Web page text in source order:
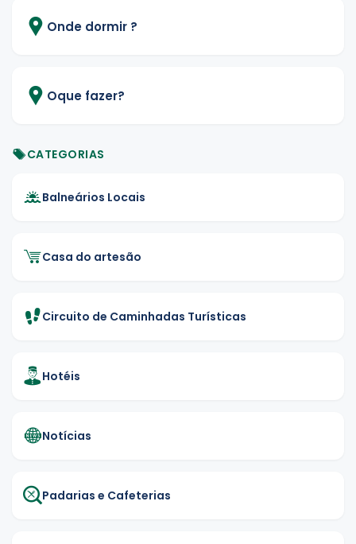
Onde dormir ?
Oque fazer?
CATEGORIAS
Balneários Locais
Casa do artesão
Circuito de Caminhadas Turísticas
Hotéis
Notícias
Padarias e Cafeterias